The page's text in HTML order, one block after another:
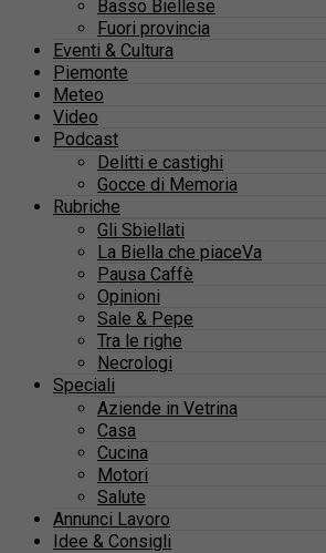
Basso Biellese
Fuori provincia
Eventi & Cultura
Piemonte
Meteo
Video
Podcast
Delitti e castighi
Gocce di Memoria
Rubriche
Gli Sbiellati
La Biella che piaceVa
Pausa Caffè
Opinioni
Sale & Pepe
Tra le righe
Necrologi
Speciali
Aziende in Vetrina
Casa
Cucina
Motori
Salute
Annunci Lavoro
Idee & Consigli